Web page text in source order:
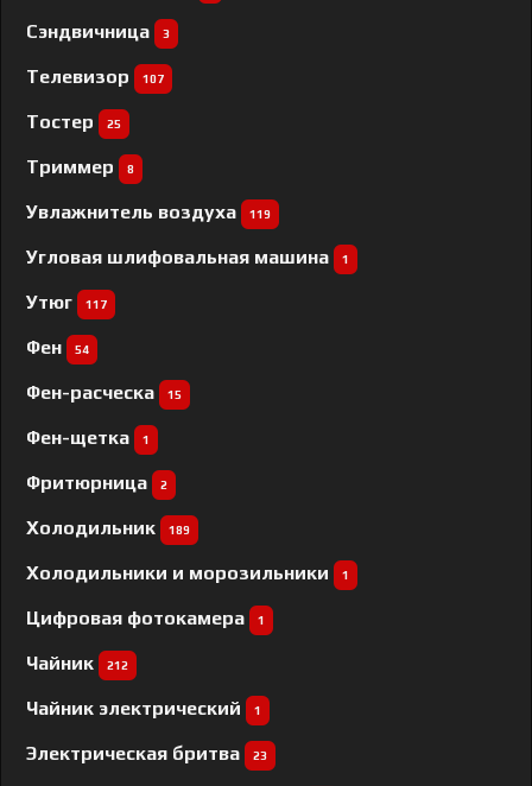
Сэндвичница 3
Телевизор 107
Тостер 25
Триммер 8
Увлажнитель воздуха 119
Угловая шлифовальная машина 1
Утюг 117
Фен 54
Фен-расческа 15
Фен-щетка 1
Фритюрница 2
Холодильник 189
Холодильники и морозильники 1
Цифровая фотокамера 1
Чайник 212
Чайник электрический 1
Электрическая бритва 23